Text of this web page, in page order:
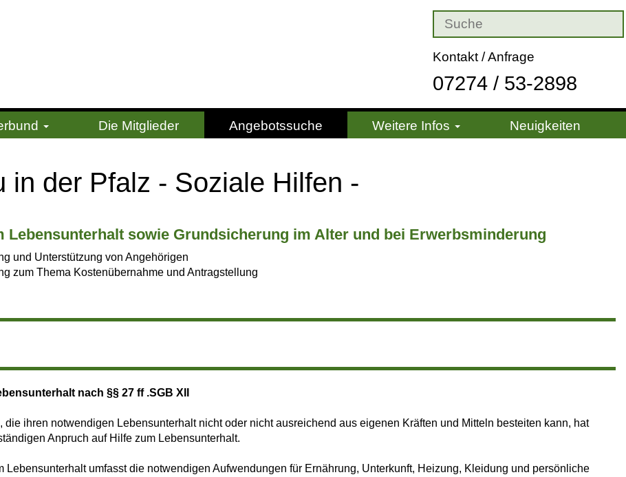
Kontakt / Anfrage
07274 / 53-2898
Die Mitglieder Angebotssuche Weitere Infos Neuigkeiten
in der Pfalz - Soziale Hilfen -
Le­bens­un­ter­halt sowie Grund­si­che­rung im Alter und bei Er­werbs­min­de­rung
und Unterstützung von Angehörigen
zum Thema Kostenübernahme und Antragstellung
nach §§ 27 ff .SGB XII
die ihren notwendigen Lebensunterhalt nicht oder nicht ausreichend aus eigenen Kräften und Mitteln besteiten kann, hat
Anpruch auf Hilfe zum Lebensunterhalt.
Lebensunterhalt umfasst die notwendigen Aufwendungen für Ernährung, Unterkunft, Heizung, Kleidung und persönliche